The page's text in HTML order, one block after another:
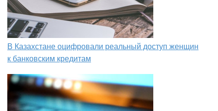
В Казахстане оцифровали реальный доступ женщин
к банковским кредитам